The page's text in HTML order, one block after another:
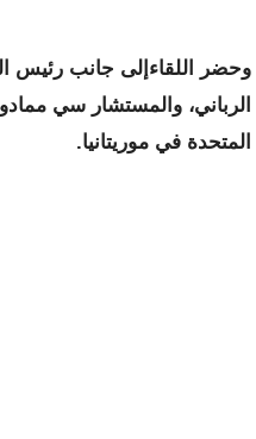
وحضر اللقاءإلى جانب رئيس
الرباني، والمستشار سي
المتحدة في موريتانيا.